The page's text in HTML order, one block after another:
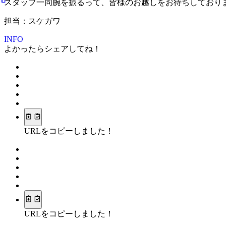
スタッフ一同腕を振るって、皆様のお越しをお待ちしており
担当：スケガワ
INFO
よかったらシェアしてね！
URLをコピーしました！
URLをコピーしました！